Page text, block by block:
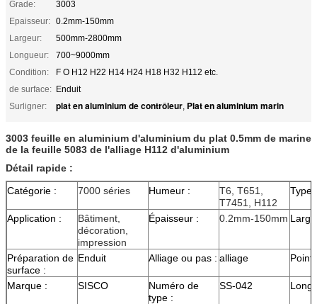
Grade:
3003
Epaisseur: 0.2mm-150mm
Largeur:
500mm-2800mm
Longueur:
700~9000mm
Condition:
F O H12 H22 H14 H24 H18 H32 H112 etc.
de surface: Enduit
Surligner:
plat en aluminium de contrôleur, Plat en aluminium marin
3003 feuille en aluminium d'aluminium du plat 0.5mm de marine
de la feuille 5083 de l'alliage H112 d'aluminium
Détail rapide :
Catégorie :
7000 séries Humeur :
T6, T651,
T7451, H112
Type :
Application :
Bâtiment,
décoration,
impression
Épaisseur : 0.2mm-150mm
Préparation de
surface :
Enduit Alliage ou pas : alliage Point
Marque : SISCO
Numéro de
type :
SS-042